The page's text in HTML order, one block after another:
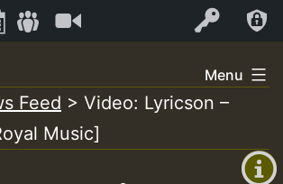
Log In
+0)
Menu
Feed > Video: Lyricson –
Music]